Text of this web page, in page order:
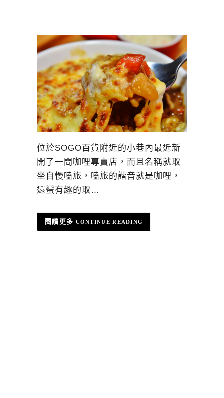
位於SOGO百貨附近的小巷內最近新
開了一間咖哩專賣店，而且名稱就取
坐自慢嗑旅，嗑旅的諧音就是咖哩，
還蠻有趣的取…
CONTINUE READING